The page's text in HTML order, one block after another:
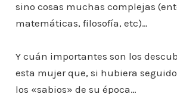
sino cosas muchas complejas
matemáticas, filosofía, etc)…
Y cuán importantes son los
esta mujer que, si hubiera
los «sabios» de su época…